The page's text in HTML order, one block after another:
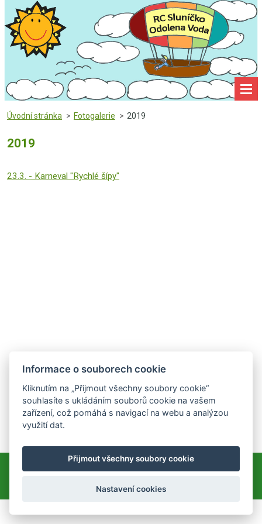
Informace o souborech cookie
Kliknutím na „Přijmout všechny soubory cookie“
souhlasíte s ukládáním souborů cookie na vašem
zařízení, což pomáhá s navigací na webu a analýzou
využití dat.
Přijmout všechny soubory cookie
Nastavení cookies
Úvodní stránka > Fotogalerie > 2019
2019
23.3. - Karneval "Rychlé šípy"
© 2010–2022 Rodinné centrum Sluníčko
Tisk Mapa stránek